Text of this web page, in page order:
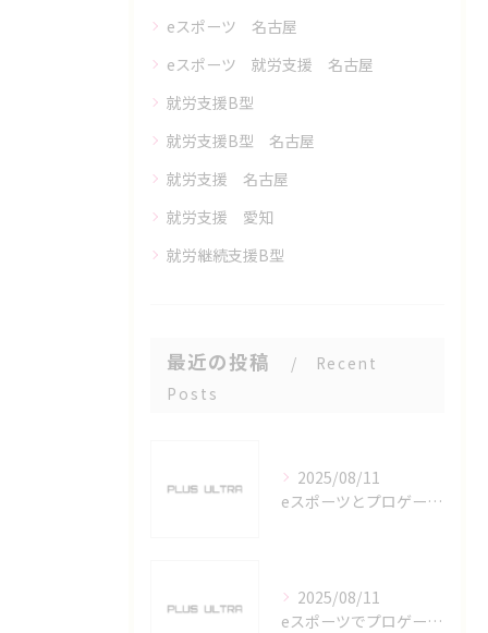
eスポーツ 名古屋
eスポーツ 就労支援 名古屋
就労支援B型
就労支援B型 名古屋
就労支援 名古屋
就労支援 愛知
就労継続支援B型
最近の投稿
Recent
Posts
2025/08/11
eスポーツとプロゲーマーを六番町駅で目指すための実践ガイド
2025/08/11
eスポーツでプロゲーマーを目指す愛知県名古屋市の最新キャリアガイド